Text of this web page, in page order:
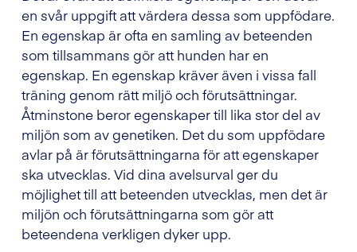
en svår uppgift att värdera dessa som uppfödare.
En egenskap är ofta en samling av beteenden
som tillsammans gör att hunden har en
egenskap. En egenskap kräver även i vissa fall
träning genom rätt miljö och förutsättningar.
Åtminstone beror egenskaper till lika stor del av
miljön som av genetiken. Det du som uppfödare
avlar på är förutsättningarna för att egenskaper
ska utvecklas. Vid dina avelsurval ger du
möjlighet till att beteenden utvecklas, men det är
miljön och förutsättningarna som gör att
beteendena verkligen dyker upp.